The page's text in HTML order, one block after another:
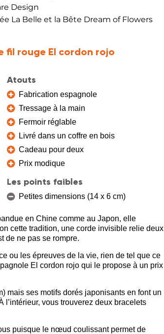
Design
La Belle et la Bête Dream of Flowers
fil rouge El cordon rojo
Atouts
Fabrication espagnole
Tressage à la main
Fermoir réglable
Livré dans un coffre en bois
Cadeau pour deux
Prix modique
Les points faibles
Petites dimensions (14 x 6 cm)
en Chine comme au Japon, elle
cette tradition, une corde invisible relie deux
de ne pas se rompre.
ou les épreuves de la vie, rien de tel que ce
El cordon rojo qui le propose à un prix
mais ses motifs dorés japonisants en font un
vous trouverez deux bracelets
puisque le nœud coulissant permet de